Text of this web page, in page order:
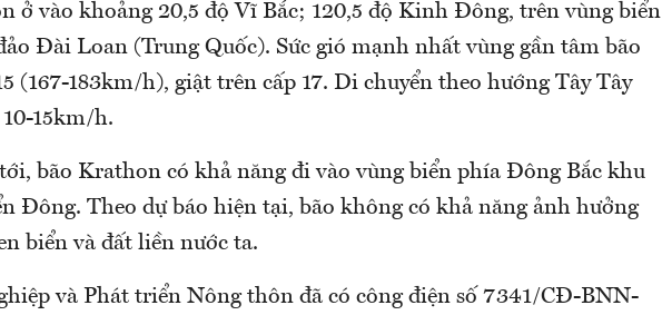
ở vào khoảng 20,5 độ Vĩ Bắc; 120,5 độ Kinh Đông, trên vùng biển
Đài Loan (Trung Quốc). Sức gió mạnh nhất vùng gần tâm bão
(167-183km/h), giật trên cấp 17. Di chuyển theo hướng Tây Tây
15km/h.
bão Krathon có khả năng đi vào vùng biển phía Đông Bắc khu
Đông. Theo dự báo hiện tại, bão không có khả năng ảnh hưởng
biển và đất liền nước ta.
và Phát triển Nông thôn đã có công điện số 7341/CĐ-BNN-